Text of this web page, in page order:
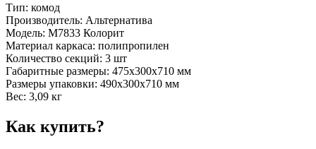
Тип: комод
Производитель: Альтернатива
Модель: M7833 Колорит
Материал каркаса: полипропилен
Количество секций: 3 шт
Габаритные размеры: 475х300х710 мм
Размеры упаковки: 490х300х710 мм
Вес: 3,09 кг
Как купить?